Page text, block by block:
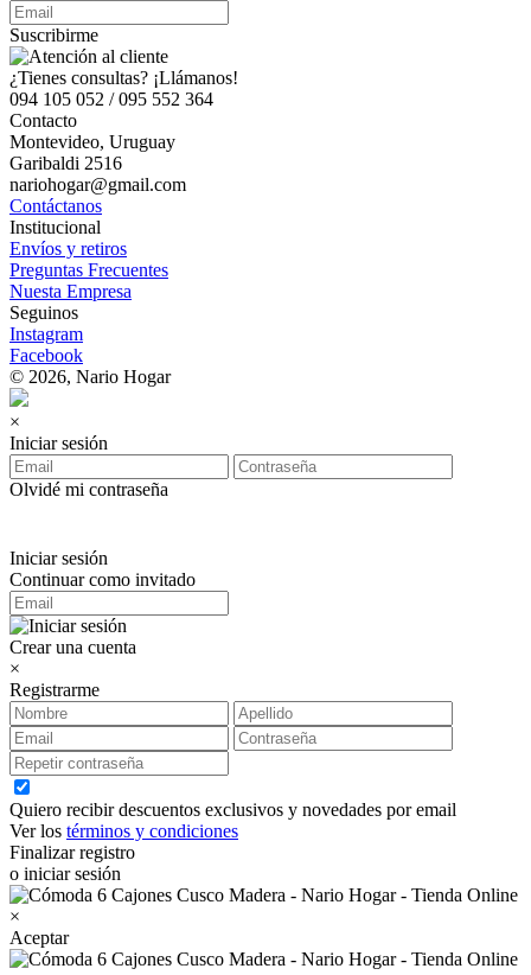
Suscribirme
¿Tienes consultas? ¡Llámanos!
094 105 052 / 095 552 364
Contacto
Montevideo, Uruguay
Garibaldi 2516
nariohogar@gmail.com
Contáctanos
Institucional
Envíos y retiros
Preguntas Frecuentes
Nuesta Empresa
Seguinos
Instagram
Facebook
© 2026, Nario Hogar
×
Iniciar sesión
Olvidé mi contraseña
Iniciar sesión
Continuar como invitado
Crear una cuenta
×
Registrarme
Quiero recibir descuentos exclusivos y novedades por email
Ver los términos y condiciones
Finalizar registro
o iniciar sesión
×
Aceptar